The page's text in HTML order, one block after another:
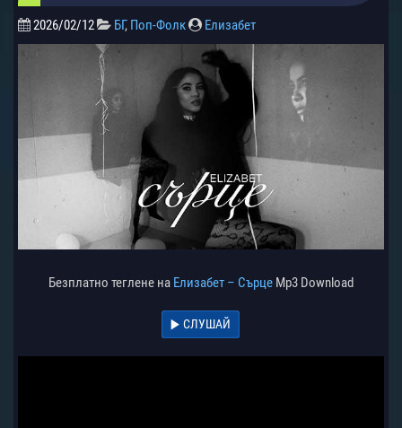
2026/02/12 БГ, Поп-Фолк Елизабет
Безплатно теглене на Елизабет – Сърце Mp3 Download
СЛУШАЙ